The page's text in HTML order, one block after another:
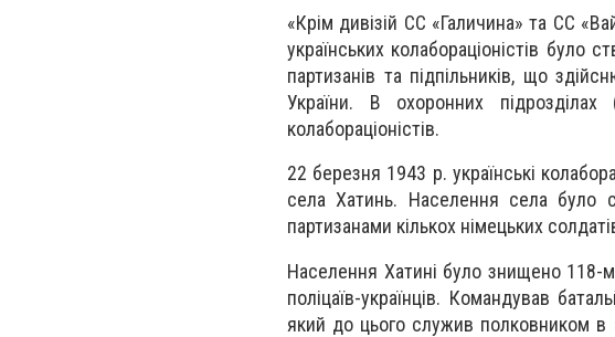
«Крім дивізій СС «Галичина» та СС
українських колабораціоністів було
партизанів та підпільників, що
України. В охоронних
колабораціоністів.
22 березня 1943 р. українські
села Хатинь. Населення села було
партизанами кількох німецьких
Населення Хатині було знищено
поліцаїв-українців. Командував
який до цього служив полковником в